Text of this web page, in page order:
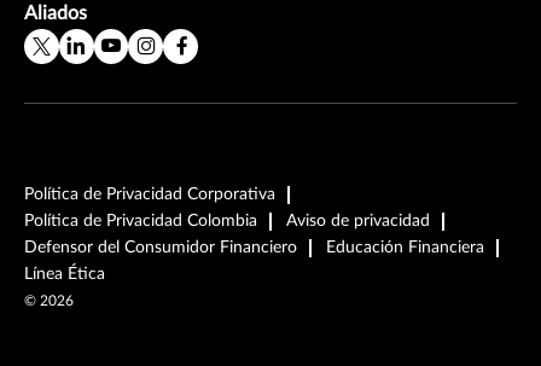
Aliados
Política de Privacidad Corporativa
Política de Privacidad Colombia
Aviso de privacidad
Defensor del Consumidor Financiero
Educación Financiera
Línea Ética
© 2026